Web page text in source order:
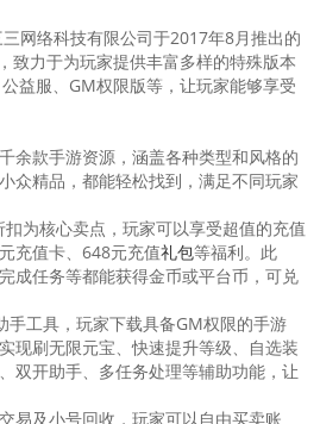
网络科技有限公司于2017年8月推出的
致力于为玩家提供丰富多样的特殊版本
益服、GM权限版等，让玩家能够享受
余款手游资源，涵盖各种类型和风格的
众精品，都能轻松找到，满足不同玩家
扣为核心卖点，玩家可以享受超值的充值
充值卡、648元充值礼包等福利。此
成任务等都能获得金币或平台币，可兑
手工具，玩家下载具备GM权限的手游
现刷无限元宝、快速提升等级、自选装
双开助手、多任务处理等辅助功能，让
易及小号回收，玩家可以自由买卖账